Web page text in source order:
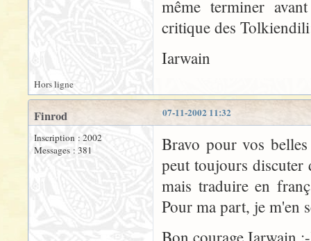
même terminer
critique des
Iarwain
Hors ligne
07-11-2002 11:32
Finrod
Inscription : 2002
Messages : 381
Bravo pour vos
peut toujours discuter
mais traduire en
Pour ma part, je m'en
Bon courage Iarwain